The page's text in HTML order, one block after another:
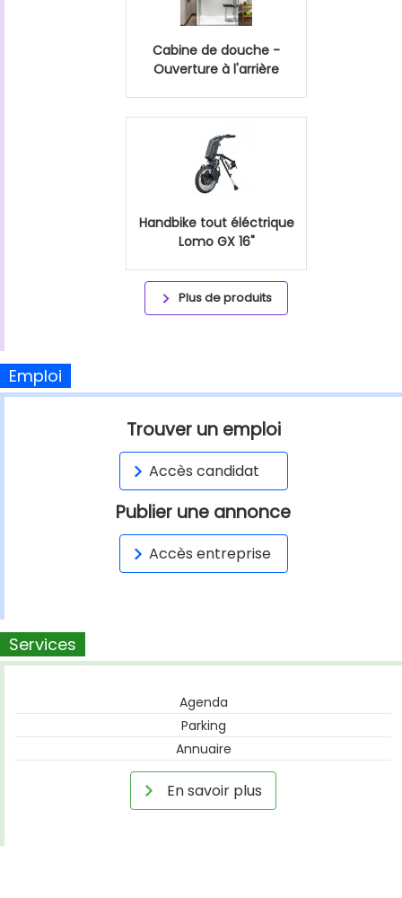
Cabine de douche -
Ouverture à l'arrière
Handbike tout éléctrique
Lomo GX 16"
Plus de produits
Emploi
Trouver un emploi
Accès candidat
Publier une annonce
Accès entreprise
Services
Agenda
Parking
Annuaire
En savoir plus